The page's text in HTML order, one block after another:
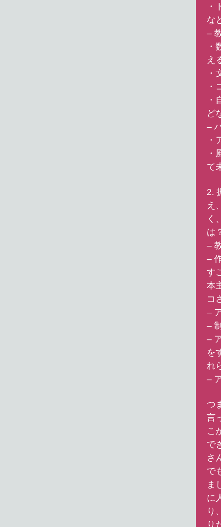
・
な
–
・
え
・
・
・
ど
–
・
・
て
2.
え
く
は
–
–
す
本
コ
–
–
–
を
れ
–
つ
言
こ
で
さ
で
ま
に
り
り